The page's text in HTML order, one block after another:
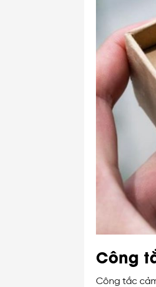
Công
Công tắc